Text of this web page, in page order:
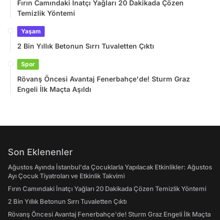
Fırın Camındaki İnatçı Yağları 20 Dakikada Çözen
Temizlik Yöntemi
Yaşam
2 Bin Yıllık Betonun Sırrı Tuvaletten Çıktı
Spor
Rövanş Öncesi Avantaj Fenerbahçe'de! Sturm Graz
Engeli İlk Maçta Aşıldı
Son Eklenenler
Ağustos Ayında İstanbul'da Çocuklarla Yapılacak Etkinlikler: Ağustos
Ayı Çocuk Tiyatroları ve Etkinlik Takvimi
Fırın Camındaki İnatçı Yağları 20 Dakikada Çözen Temizlik Yöntemi
2 Bin Yıllık Betonun Sırrı Tuvaletten Çıktı
Rövanş Öncesi Avantaj Fenerbahçe'de! Sturm Graz Engeli İlk Maçta